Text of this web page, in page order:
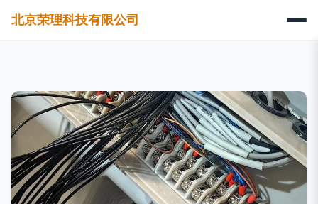
北京荣理科技有限公司